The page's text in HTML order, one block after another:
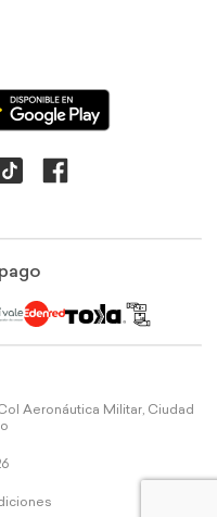
Aeronáutica Militar, Ciudad